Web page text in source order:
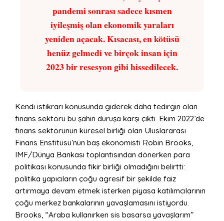
pandemi sonrası sadece kısmen
iyileşmiş olan ekonomik yaraları
yeniden açacak. Kısacası, en kötüsü
henüz gelmedi ve birçok insan için
2023 bir resesyon gibi hissedilecek.
Kendi istikrarı konusunda giderek daha tedirgin olan
finans sektörü bu şahin duruşa karşı çıktı. Ekim 2022’de
finans sektörünün küresel birliği olan Uluslararası
Finans Enstitüsü’nün baş ekonomisti Robin Brooks,
IMF/Dünya Bankası toplantısından dönerken para
politikası konusunda fikir birliği olmadığını belirtti:
politika yapıcıların çoğu agresif bir şekilde faiz
artırmaya devam etmek isterken piyasa katılımcılarının
çoğu merkez bankalarının yavaşlamasını istiyordu.
Brooks, “Araba kullanırken sis basarsa yavaşlarım”